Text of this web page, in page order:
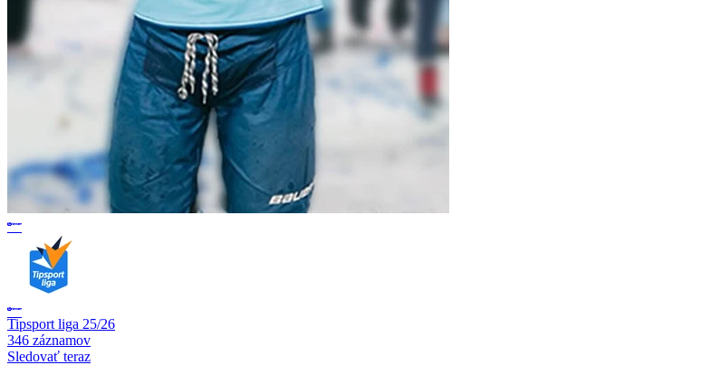
Tipsport liga 25/26
346 záznamov
Sledovať teraz